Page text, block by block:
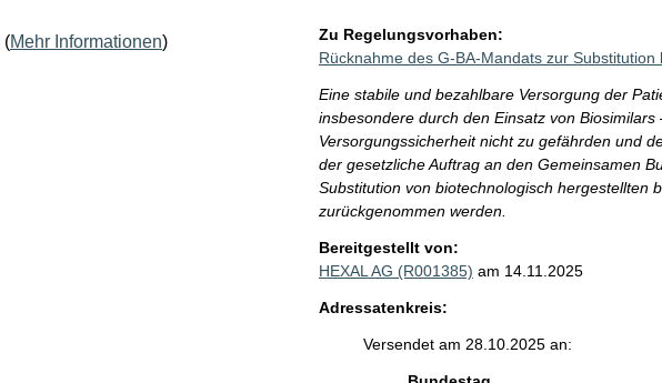
(Mehr Informationen)
Zu Regelungsvorhaben:
Rücknahme des G-BA-Mandats zur Substitution
Eine stabile und bezahlbare Versorgung der
insbesondere durch den Einsatz von
Versorgungssicherheit nicht zu gefährden und
der gesetzliche Auftrag an den Gemeinsamen
Substitution von biotechnologisch hergestellten
zurückgenommen werden.
Bereitgestellt von:
HEXAL AG (R001385) am 14.11.2025
Adressatenkreis:
Versendet am 28.10.2025 an: